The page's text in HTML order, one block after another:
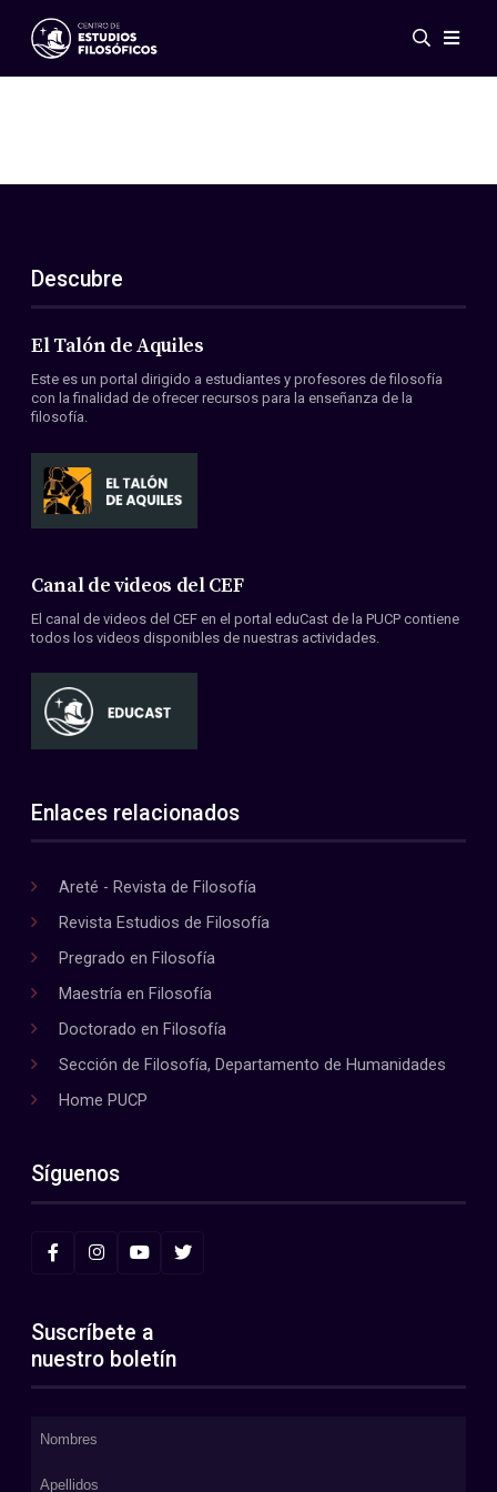
Eventos
ES
EN
Acerca de nosotros
Miembros
Convenios
Descubre
El Talón de Aquiles
Este es un portal dirigido a estudiantes y profesores de filosofía
con la finalidad de ofrecer recursos para la enseñanza de la
filosofía.
Canal de videos del CEF
El canal de videos del CEF en el portal eduCast de la PUCP contiene
todos los videos disponibles de nuestras actividades.
Enlaces relacionados
Areté - Revista de Filosofía
Revista Estudios de Filosofía
Pregrado en Filosofía
Maestría en Filosofía
Doctorado en Filosofía
Sección de Filosofía, Departamento de Humanidades
Home PUCP
Síguenos
Suscríbete a
nuestro boletín